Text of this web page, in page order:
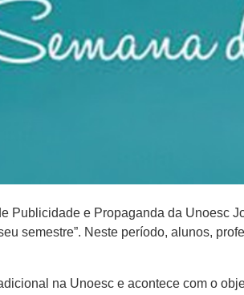
Publicidade e Propaganda da Unoesc
semestre”. Neste período, alunos,
na Unoesc e acontece com o